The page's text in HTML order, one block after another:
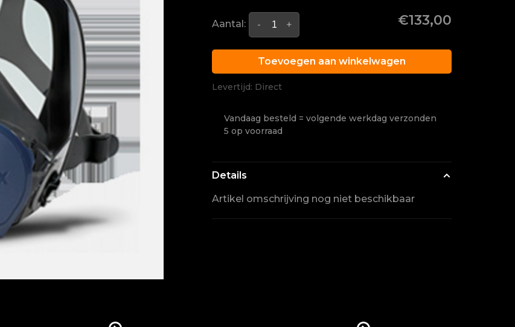
Aantal: +
- €133,00
Toevoegen aan winkelwagen
Levertijd: Direct
Vandaag besteld = volgende werkdag verzonden
5 op voorraad
Details
Artikel omschrijving nog niet beschikbaar